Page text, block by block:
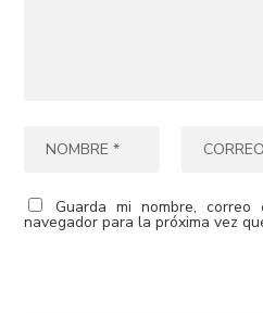
Guarda mi nombre,
navegador para la próxima vez